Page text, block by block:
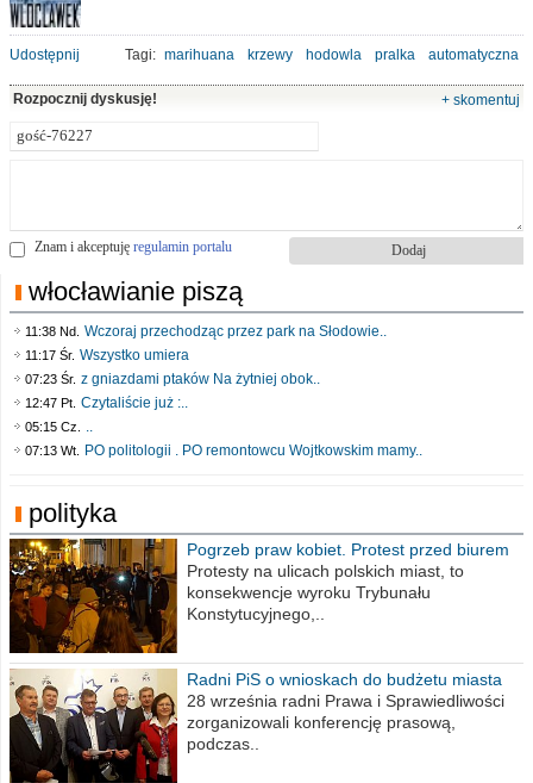
Udostępnij Tagi: marihuana krzewy hodowla pralka automatyczna
Rozpocznij dyskusję! + skomentuj
Znam i akceptuję regulamin portalu
włocławianie piszą
11:38 Nd. Wczoraj przechodząc przez park na Słodowie..
11:17 Śr. Wszystko umiera
07:23 Śr. z gniazdami ptaków Na żytniej obok..
12:47 Pt. Czytaliście już :..
05:15 Cz. ..
07:13 Wt. PO politologii . PO remontowcu Wojtkowskim mamy..
polityka
Pogrzeb praw kobiet. Protest przed biurem
poselskim PiS
Protesty na ulicach polskich miast, to
konsekwencje wyroku Trybunału
Konstytucyjnego,..
Radni PiS o wnioskach do budżetu miasta
na 2021 rok
28 września radni Prawa i Sprawiedliwości
zorganizowali konferencję prasową,
podczas..